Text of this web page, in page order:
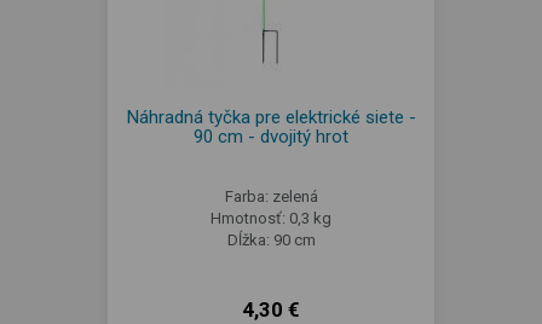
Náhradná tyčka pre elektrické siete -
90 cm - dvojitý hrot
Farba: zelená
Hmotnosť: 0,3 kg
Dĺžka: 90 cm
4,30 €